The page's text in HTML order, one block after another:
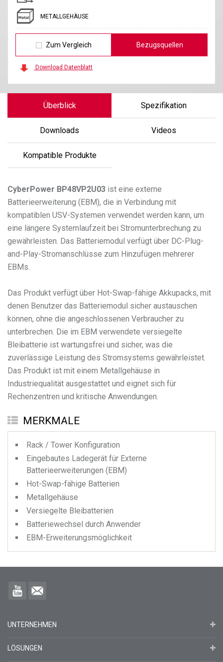
METALLGEHÄUSE
Zum Vergleich Bezugsquellen
Download Datenblatt
Überblick Spezifikation
Downloads Videos
Kompatible Produkte
CyberPower BP48VP2U03 ist eine externe
Batterieerweiterung (EBM), die in Verbindung mit
kompatiblen USV-Systemen verwendet werden kann, um
eine längere Systemlaufzeit bei Stromunterbrechung zu
gewährleisten. Das Batteriemodul verfügt über DC-Plug-
and-Play-Stromanschlüsse zum Hinzufügen mehrerer
EBMs.
Das Produkt verfügt über Hot-Swap-fähige Akkupacks, mit
denen Benutzer das Batteriemodul sicher austauschen
können, ohne die angeschlossenen Verbraucher zu
unterbrechen. Die im EBM verwendete versiegelte
Bleibatterie ist wartungsfrei und sicher, was die
zuverlässige Leistung des Stromsystems gewährleistet.
Das Produkt ist mit einem Metallgehäuse in
Industriequalität ausgestattet und eignet sich für
MERKMALE
Rack / Tower Konfiguration
Eingebautes Ladegerät für Externe
Batterieerweiterungen (EBM)
Hot-Swap-fähige Batterien
Metallgehäuse
Versiegelte Bleibatterien
Batteriewechsel durch Anwender
EBM-Erweiterungsmöglichkeit
UNTERNEHMEN
LÖSUNGEN